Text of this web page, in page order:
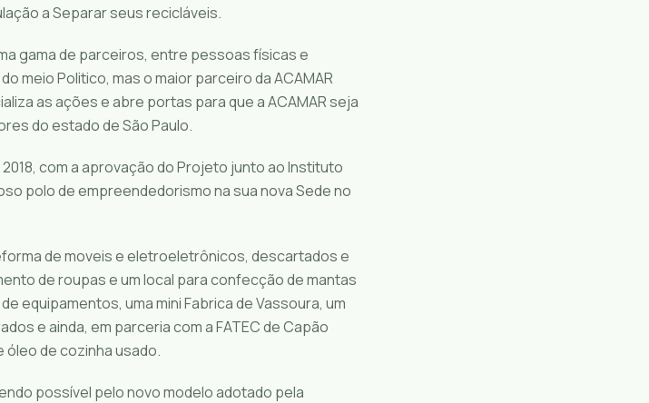
a Separar seus recicláveis.
gama de parceiros, entre pessoas físicas e
meio Politico, mas o maior parceiro da ACAMAR
as ações e abre portas para que a ACAMAR seja
do estado de São Paulo.
com a aprovação do Projeto junto ao Instituto
polo de empreendedorismo na sua nova Sede no
de moveis e eletroeletrônicos, descartados e
de roupas e um local para confecção de mantas
equipamentos, uma mini Fabrica de Vassoura, um
e ainda, em parceria com a FATEC de Capão
óleo de cozinha usado.
possível pelo novo modelo adotado pela